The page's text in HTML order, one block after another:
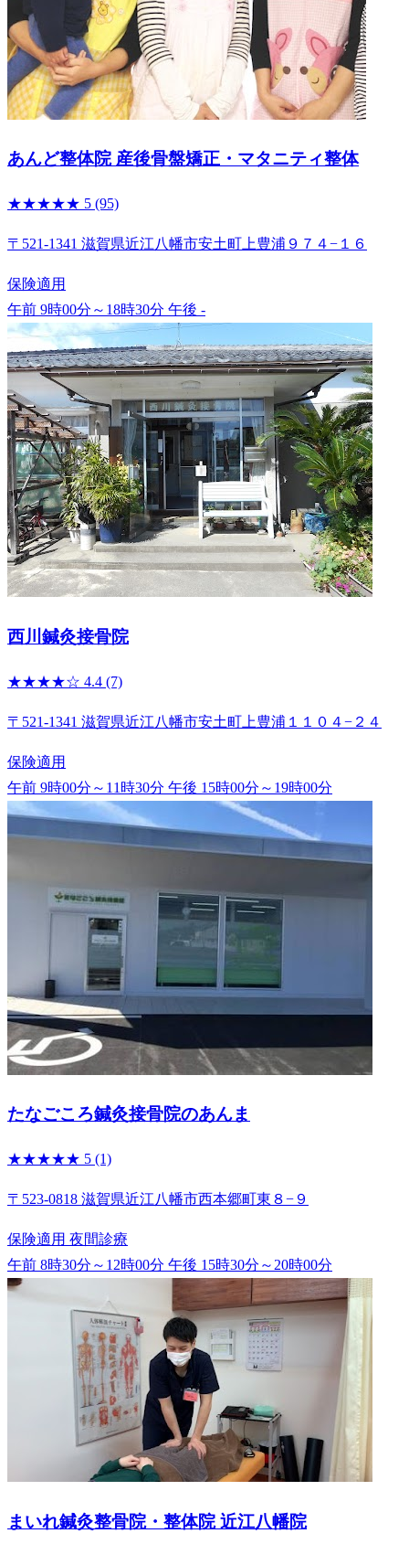
あんど整体院 産後骨盤矯正・マタニティ整体
★★★★★ 5 (95)
〒521-1341 滋賀県近江八幡市安土町上豊浦９７４−１６
保険適用
午前 9時00分～18時30分 午後 -
西川鍼灸接骨院
★★★★☆ 4.4 (7)
〒521-1341 滋賀県近江八幡市安土町上豊浦１１０４−２４
保険適用
午前 9時00分～11時30分 午後 15時00分～19時00分
たなごころ鍼灸接骨院のあんま
★★★★★ 5 (1)
〒523-0818 滋賀県近江八幡市西本郷町東８−９
保険適用 夜間診療
午前 8時30分～12時00分 午後 15時30分～20時00分
まいれ鍼灸整骨院・整体院 近江八幡院